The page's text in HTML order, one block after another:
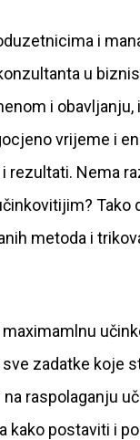
i
u
i
vrijeme i
rezultati. Nema
Tako
metoda i
zadatke koje
raspolaganju
kako postaviti i